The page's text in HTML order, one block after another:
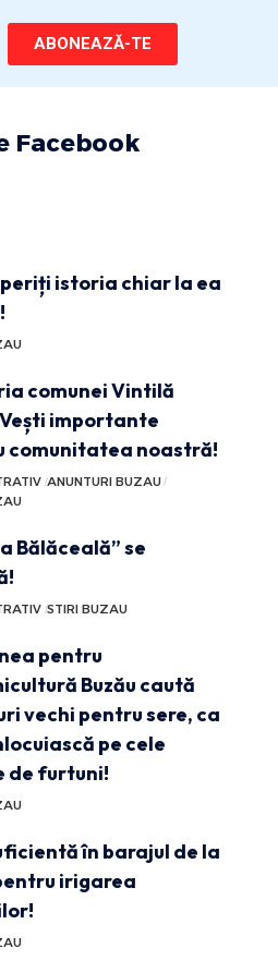
ABONEAZĂ-TE
Facebook
istoria chiar la ea
comunei Vintilă
importante
comunitatea noastră!
ANUNTURI BUZAU
Bălăceală” se
STIRI BUZAU
pentru
Buzău caută
vechi pentru sere, ca
pe cele
de furtuni!
în barajul de la
irigarea